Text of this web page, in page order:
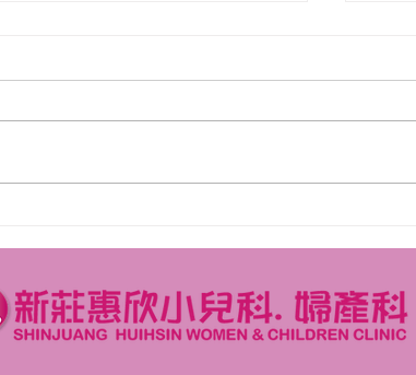
115年7月門診異動公告